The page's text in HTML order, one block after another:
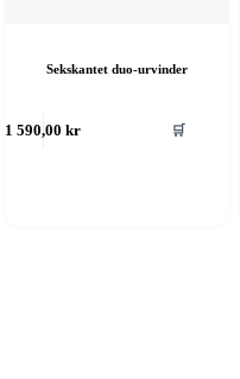
Sekskantet duo-urvinder
1 590,00kr 🛒